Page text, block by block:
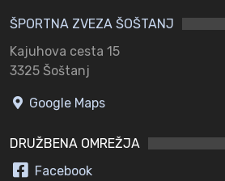
ŠPORTNA ZVEZA ŠOŠTANJ
Kajuhova cesta 15
3325 Šoštanj
Google Maps
DRUŽBENA OMREŽJA
Facebook